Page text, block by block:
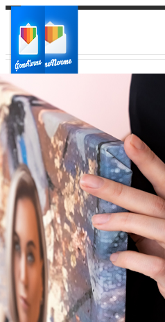
Ваш город:
Ваш регион доставки
Выберите из списка: